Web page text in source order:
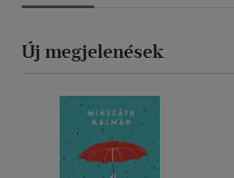
Új megjelenések